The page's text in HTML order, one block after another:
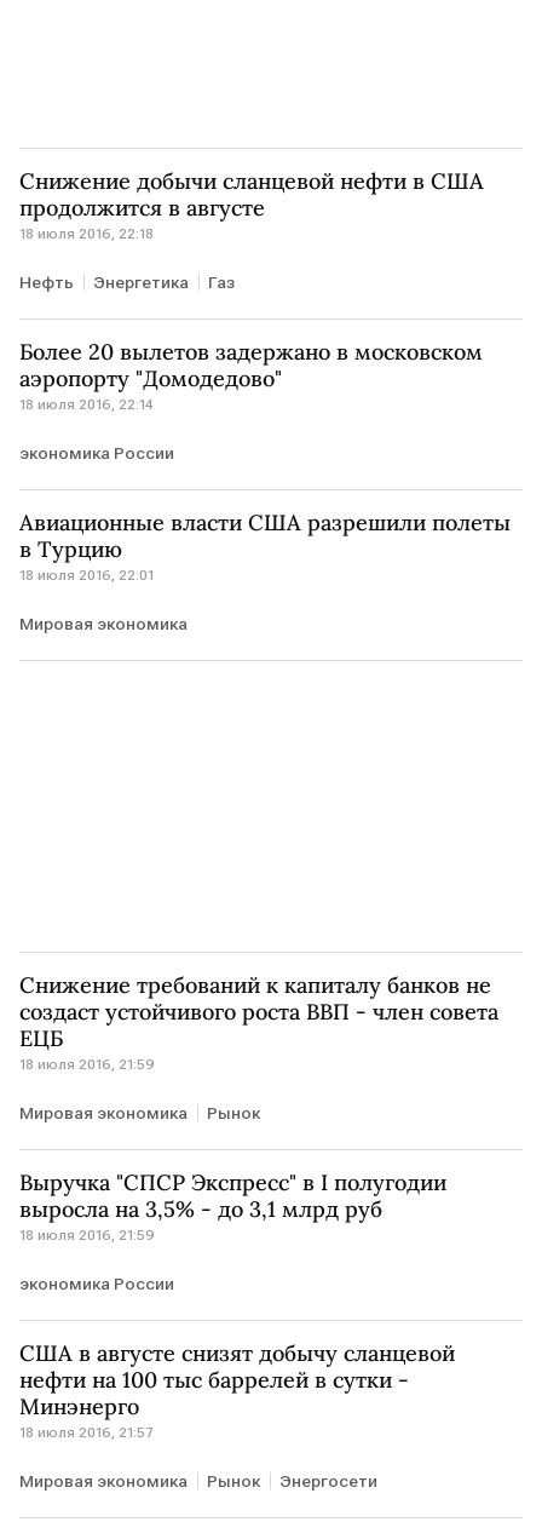
Снижение добычи сланцевой нефти в США
продолжится в августе
18 июля 2016, 22:18
Нефть Энергетика Газ
Более 20 вылетов задержано в московском
аэропорту "Домодедово"
18 июля 2016, 22:14
экономика России
Авиационные власти США разрешили полеты
в Турцию
18 июля 2016, 22:01
Мировая экономика
Снижение требований к капиталу банков не
создаст устойчивого роста ВВП - член совета
ЕЦБ
18 июля 2016, 21:59
Мировая экономика Рынок
Выручка "СПСР Экспресс" в I полугодии
выросла на 3,5% - до 3,1 млрд руб
18 июля 2016, 21:59
экономика России
США в августе снизят добычу сланцевой
нефти на 100 тыс баррелей в сутки -
Минэнерго
18 июля 2016, 21:57
Мировая экономика Рынок Энергосети